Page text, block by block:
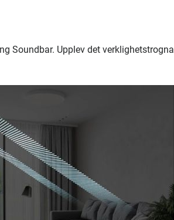
Soundbar. Upplev det verklighetstrogna